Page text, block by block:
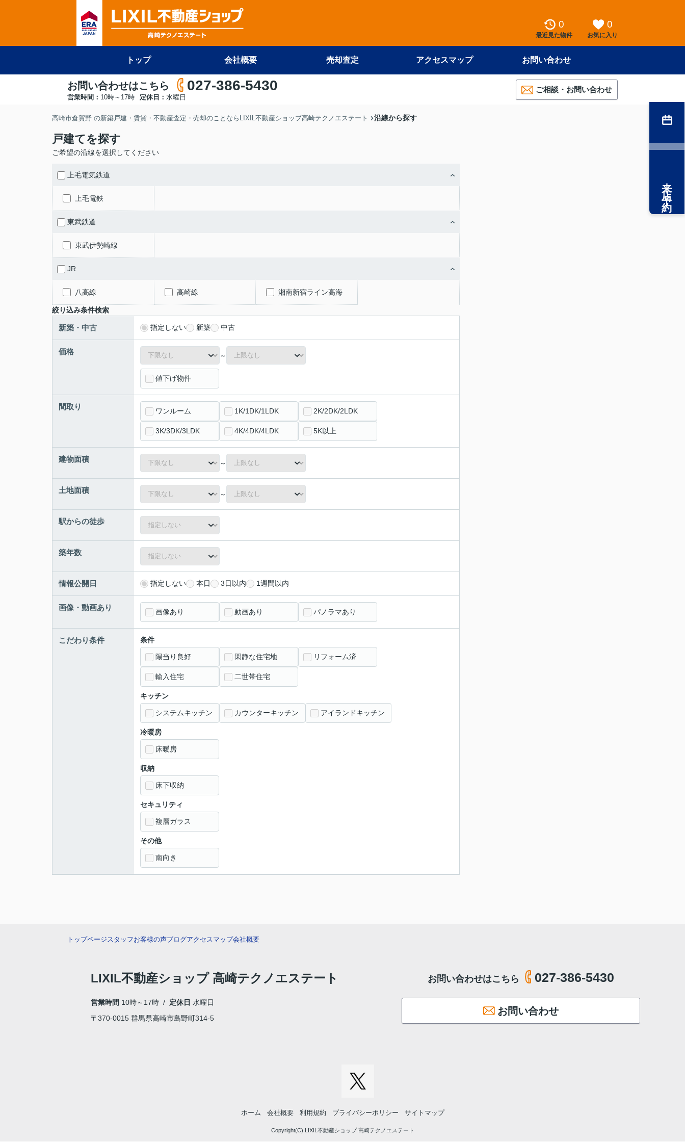
0
最近見た物件
0
お気に入り
トップ 会社概要 売却査定 アクセスマップ お問い合わせ
お問い合わせはこちら 027-386-5430
営業時間： 10時～17時 定休日： 水曜日
ご相談・お問い合わせ
高崎市倉賀野 の新築戸建・賃貸・不動産査定・売却のことならLIXIL不動産ショップ高崎テクノエステート 沿線から探す
戸建てを探す
ご希望の沿線を選択してください
上毛電気鉄道
上毛電鉄
東武鉄道
東武伊勢崎線
JR
八高線 高崎線 湘南新宿ライン高海
絞り込み条件検索
新築・中古 指定しない 新築 中古
価格 ～
値下げ物件
間取り ワンルーム 1K/1DK/1LDK 2K/2DK/2LDK
3K/3DK/3LDK 4K/4DK/4LDK 5K以上
建物面積 ～
土地面積 ～
駅からの徒歩
築年数
情報公開日 指定しない 本日 3日以内 1週間以内
画像・動画あり 画像あり 動画あり パノラマあり
こだわり条件 条件
陽当り良好 閑静な住宅地 リフォーム済
輸入住宅 二世帯住宅
キッチン
システムキッチン カウンターキッチン アイランドキッチン
冷暖房
床暖房
収納
床下収納
セキュリティ
複層ガラス
その他
南向き
来店予約
トップページスタッフお客様の声ブログアクセスマップ会社概要
LIXIL不動産ショップ 高崎テクノエステート
営業時間 10時～17時 / 定休日 水曜日
〒370-0015 群馬県高崎市島野町314-5
お問い合わせはこちら 027-386-5430
お問い合わせ
ホーム 会社概要 利用規約 プライバシーポリシー サイトマップ
Copyright(C) LIXIL不動産ショップ 高崎テクノエステート